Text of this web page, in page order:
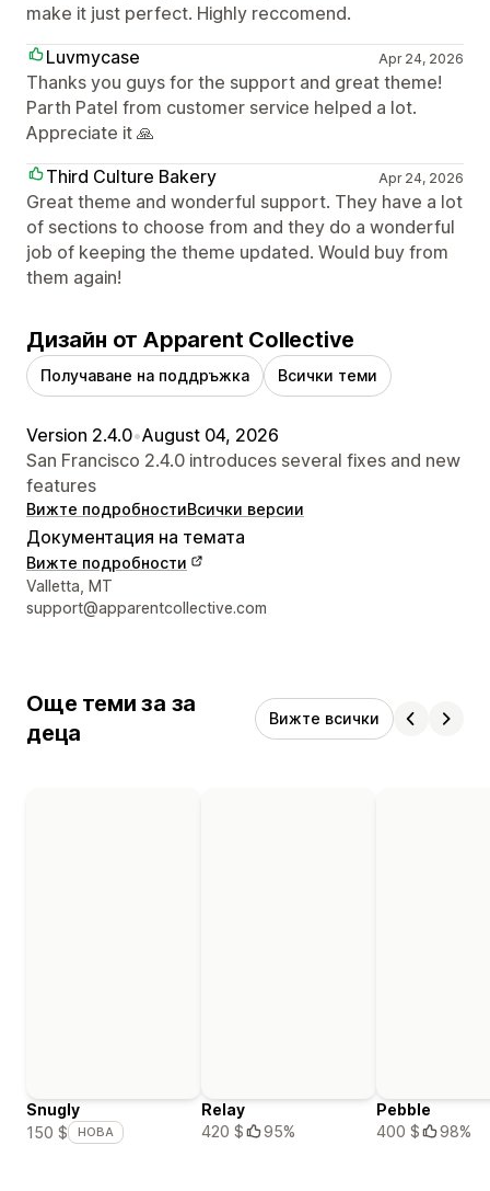
make it just perfect. Highly reccomend.
Luvmycase
Apr 24, 2026
Thanks you guys for the support and great theme!
Parth Patel from customer service helped a lot.
Appreciate it 🙏
Third Culture Bakery
Apr 24, 2026
Great theme and wonderful support. They have a lot
of sections to choose from and they do a wonderful
job of keeping the theme updated. Would buy from
them again!
Дизайн от Apparent Collective
Получаване на поддръжка Всички теми
Version 2.4.0•August 04, 2026
San Francisco 2.4.0 introduces several fixes and new
features
Вижте подробностиВсички версии
Документация на темата
Вижте подробности
Данни за връзка с дизайнера
Valletta, MT
support@apparentcollective.com
Още теми за за
деца
Вижте всички
Snugly
150 $
НОВА
Relay
420 $
95%
Pebble
400 $
98%